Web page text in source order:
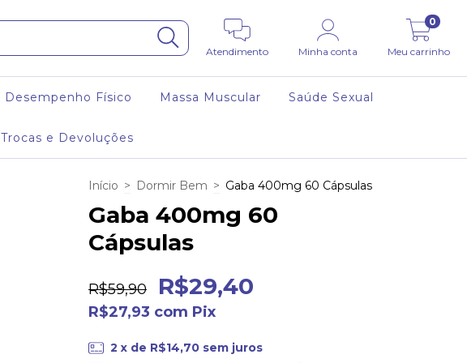
Atendimento Minha conta Meu carrinho
0
Desempenho Físico Massa Muscular Saúde Sexual
Trocas e Devoluções
Início > Dormir Bem > Gaba 400mg 60 Cápsulas
Gaba 400mg 60
Cápsulas
R$59,90 R$29,40
R$27,93 com Pix
2 x de R$14,70 sem juros